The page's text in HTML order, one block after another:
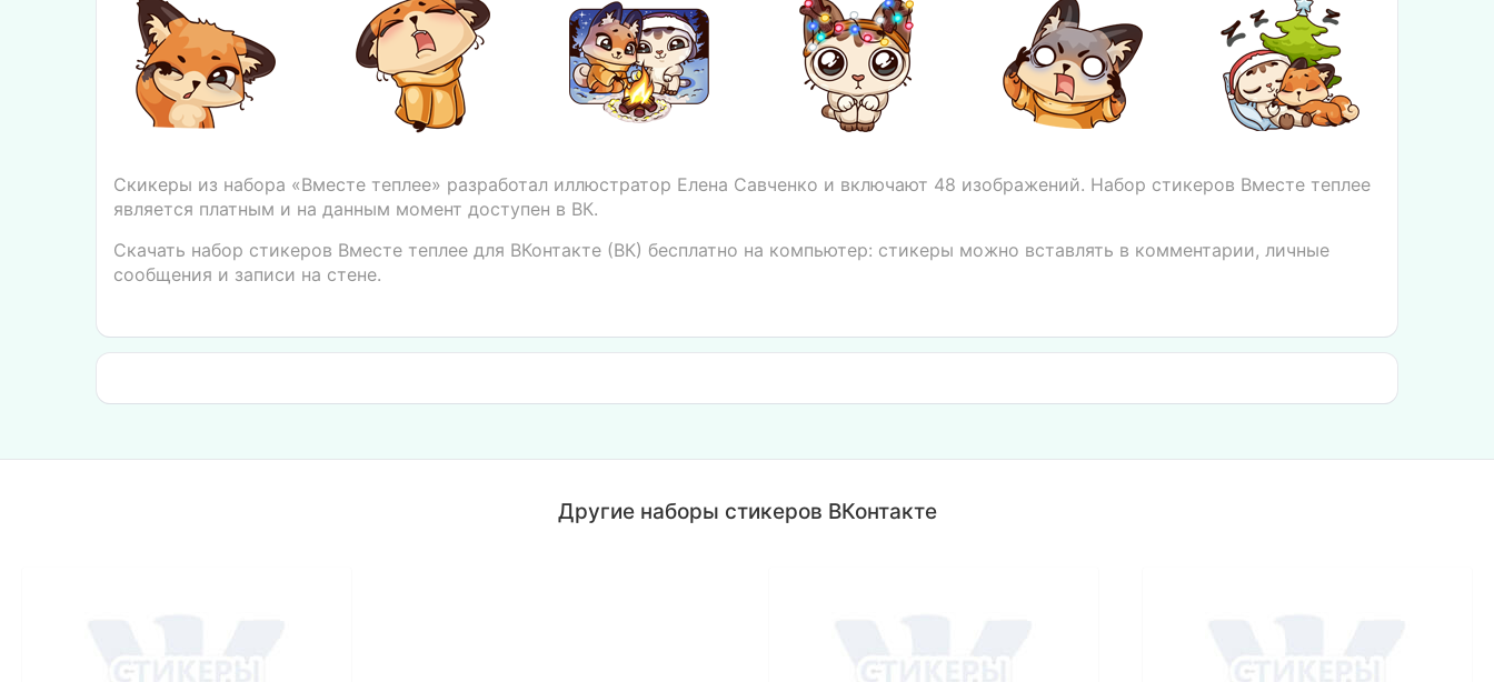
Скикеры из набора «Вместе теплее» разработал иллюстратор Елена Савченко и включают 48 изображений. Набор стикеров Вместе теплее
является платным и на данным момент доступен в ВК.
Скачать набор стикеров Вместе теплее для ВКонтакте (ВК) бесплатно на компьютер: стикеры можно вставлять в комментарии, личные
сообщения и записи на стене.
Другие наборы стикеров ВКонтакте